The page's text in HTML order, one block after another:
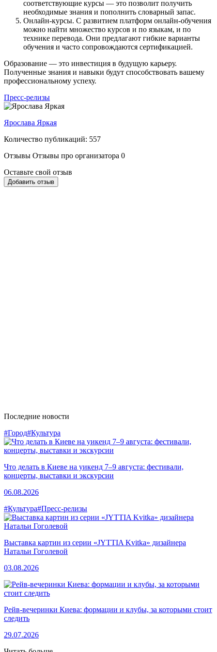
соответствующие курсы — это позволит получить
необходимые знания и пополнить словарный запас.
Онлайн-курсы. С развитием платформ онлайн-обучения
можно найти множество курсов и по языкам, и по
технике перевода. Они предлагают гибкие варианты
обучения и часто сопровождаются сертификацией.
Образование — это инвестиция в будущую карьеру.
Полученные знания и навыки будут способствовать вашему
профессиональному успеху.
Пресс-релизы
Ярослава Яркая
Количество публикаций: 557
Отзывы Отзывы про организатора 0
Оставьте свой отзыв
Добавить отзыв
Последние новости
#Город#Культура
Что делать в Киеве на уикенд 7–9 августа: фестивали,
концерты, выставки и экскурсии
06.08.2026
#Культура#Пресс-релизы
Выставка картин из серии «JYTTIA Kvitka» дизайнера
Натальи Гоголевой
03.08.2026
Рейв-вечеринки Киева: формации и клубы, за которыми стоит
следить
29.07.2026